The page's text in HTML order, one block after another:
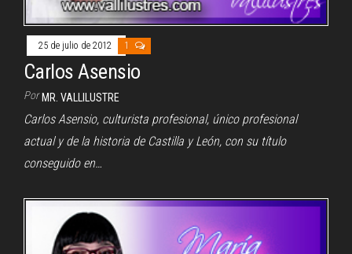
25 de julio de 2012 1
Carlos Asensio
Por MR. VALLILUSTRE
Carlos Asensio, culturista profesional, único profesional
actual y de la historia de Castilla y León, con su título
conseguido en…